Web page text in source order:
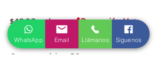
$49.90 cada una.*Promoción Hot
Sale a partir de 50 piezas $45.90
cada uno*
Compra mínima 50 portavasos.
WhatsApp Email Llámanos Síguenos